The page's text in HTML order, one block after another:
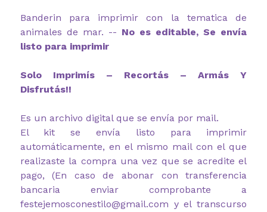
Banderin para imprimir con la tematica de
animales de mar. -- No es editable, Se envía
listo para imprimir
Solo Imprimís – Recortás – Armás Y
Disfrutás!!
Es un archivo digital que se envía por mail.
El kit se envía listo para imprimir
automáticamente, en el mismo mail con el que
realizaste la compra una vez que se acredite el
pago, (En caso de abonar con transferencia
bancaria enviar comprobante a
festejemosconestilo@gmail.com y el transcurso